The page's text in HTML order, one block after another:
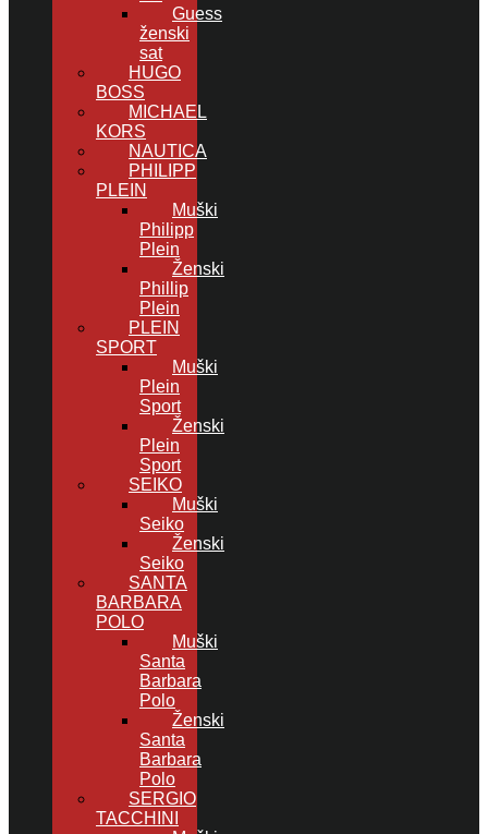
Guess
ženski
sat
HUGO
BOSS
MICHAEL
KORS
NAUTICA
PHILIPP
PLEIN
Muški
Philipp
Plein
Ženski
Phillip
Plein
PLEIN
SPORT
Muški
Plein
Sport
Ženski
Plein
Sport
SEIKO
Muški
Seiko
Ženski
Seiko
SANTA
BARBARA
POLO
Muški
Santa
Barbara
Polo
Ženski
Santa
Barbara
Polo
SERGIO
TACCHINI